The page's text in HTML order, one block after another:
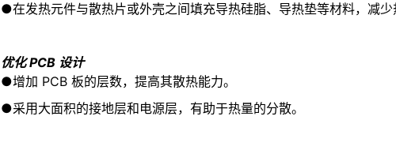
●在发热元件与散热片或外壳之间填充导热硅脂、导热垫等材料，减少
优化 PCB 设计
●增加 PCB 板的层数，提高其散热能力。
●采用大面积的接地层和电源层，有助于热量的分散。